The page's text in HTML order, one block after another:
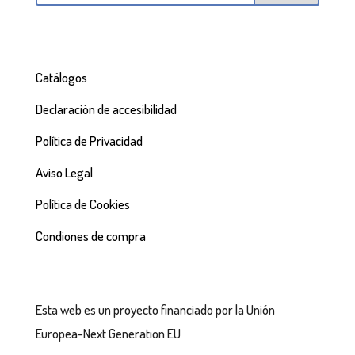
Catálogos
Declaración de accesibilidad
Política de Privacidad
Aviso Legal
Política de Cookies
Condiones de compra
Esta web es un proyecto financiado por la Unión
Europea-Next Generation EU